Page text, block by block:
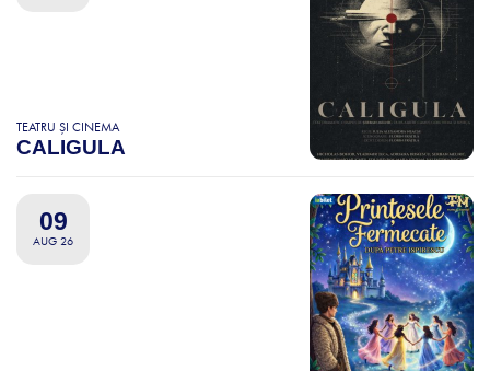
TEATRU ȘI CINEMA
CALIGULA
09
AUG 26